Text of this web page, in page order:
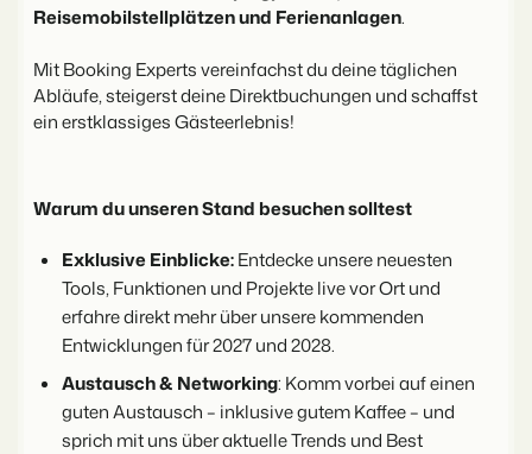
Generiere Leads für den Verkauf deiner Ferienimmobilie.
BEX Linguist
Begrüße Gäste in ihrer Landessprache.
Die starke Kombination aus Markenbildung und Performance-
Marketing
Immobilien Marketing
Dein Projekt im Handumdrehen ausverkauft.
Booking Analytics
Premium BI-Tool
relevante Channels und
erreiche deine Zielgruppe.
Mehr erfahren
BEX Channel Manager
Entwickle deine Lösung mit unserer offenen API.
Trust Center
Vertrauen bei Booking Experts
Erhalte Antworten auf deine Fragen.
Finde hier deinen neuen Traumjob!
Kontakt
Nimm Kontakt mit uns auf.
Reisemobilstellplätzen und Ferienanlagen.
Mit Booking Experts vereinfachst du deine täglichen
Abläufe, steigerst deine Direktbuchungen und schaffst
ein erstklassiges Gästeerlebnis!
Warum du unseren Stand besuchen solltest
Exklusive Einblicke:Entdecke unsere neuesten
Tools, Funktionen und Projekte live vor Ort und
erfahre direkt mehr über unsere kommenden
Entwicklungen für 2027 und 2028.
Austausch & Networking: Komm vorbei auf einen
guten Austausch – inklusive gutem Kaffee – und
sprich mit uns über aktuelle Trends und Best